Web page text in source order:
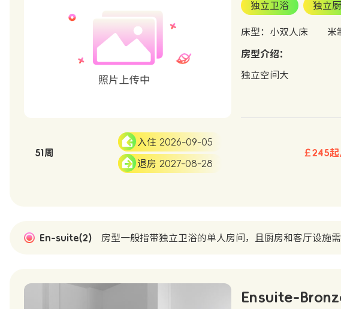
独立卫浴 独立
床型：小双人床 米
房型介绍：
独立空间大
51周
入住 2026-09-05
退房 2027-08-28
￡245
En-suite(2) 房型一般指带独立卫浴的单人房间，且厨房和客厅设施需
Ensuite-